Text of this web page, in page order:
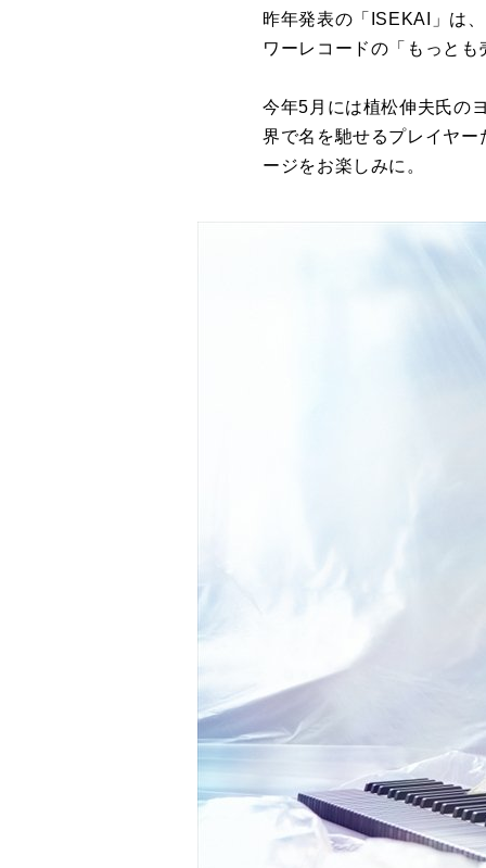
昨年発表の「ISEKAI」は
ワーレコードの「もっと
今年5月には植松伸夫氏の
界で名を馳せるプレイヤ
ージをお楽しみに。